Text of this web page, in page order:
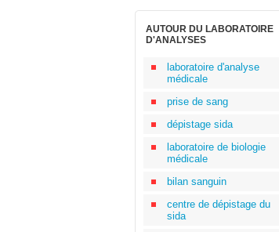
AUTOUR DU LABORATOIRE
D'ANALYSES
laboratoire d'analyse
médicale
prise de sang
dépistage sida
laboratoire de biologie
médicale
bilan sanguin
centre de dépistage du
sida